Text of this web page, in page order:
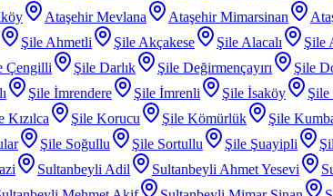
Ataşehir Mevlana Ataşehir Mimarsinan
Şile Ahmetli Şile Akçakese Şile Alacalı Şile
Çengilli Şile Darlık Şile Değirmençayırı Şile
Şile İmrendere Şile İmrenli Şile İsaköy Şile
Kızılca Şile Korucu Şile Kömürlük Şile
Şile Soğullu Şile Sortullu Şile Şuayipli
Sultanbeyli Adil Sultanbeyli Ahmet Yesevi